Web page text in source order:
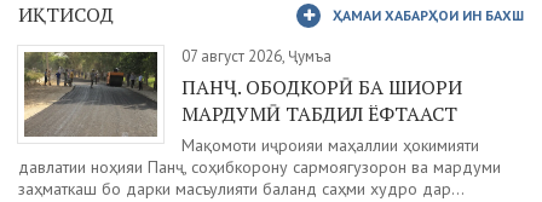
ИҚТИСОД ҲАМАИ ХАБАРҲОИ ИН БАХШ
07 август 2026, Ҷумъа
ПАНҶ. ОБОДКОРӢ БА ШИОРИ
МАРДУМӢ ТАБДИЛ ЁФТААСТ
Мақомоти иҷроияи маҳаллии ҳокимияти
давлатии ноҳияи Панҷ, соҳибкорону сармоягузорон ва мардуми
заҳматкаш бо дарки масъулияти баланд саҳми худро дар...